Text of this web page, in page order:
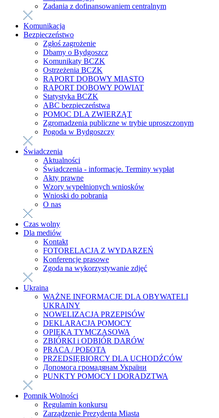
Zadania z dofinansowaniem centralnym
Komunikacja
Bezpieczeństwo
Zgłoś zagrożenie
Dbamy o Bydgoszcz
Komunikaty BCZK
Ostrzeżenia BCZK
RAPORT DOBOWY MIASTO
RAPORT DOBOWY POWIAT
Statystyka BCZK
ABC bezpieczeństwa
POMOC DLA ZWIERZĄT
Zgromadzenia publiczne w trybie uproszczonym
Pogoda w Bydgoszczy
Świadczenia
Aktualności
Świadczenia - informacje. Terminy wypłat
Akty prawne
Wzory wypełnionych wniosków
Wnioski do pobrania
O nas
Czas wolny
Dla mediów
Kontakt
FOTORELACJA Z WYDARZEŃ
Konferencje prasowe
Zgoda na wykorzystywanie zdjęć
Ukraina
WAŻNE INFORMACJE DLA OBYWATELI
UKRAINY
NOWELIZACJA PRZEPISÓW
DEKLARACJA POMOCY
OPIEKA TYMCZASOWA
ZBIÓRKI i ODBIÓR DARÓW
PRACA / РОБОТА
PRZEDSIĘBIORCY DLA UCHODŹCÓW
Допомога громадянам України
PUNKTY POMOCY I DORADZTWA
Pomnik Wolności
Regulamin konkursu
Zarządzenie Prezydenta Miasta